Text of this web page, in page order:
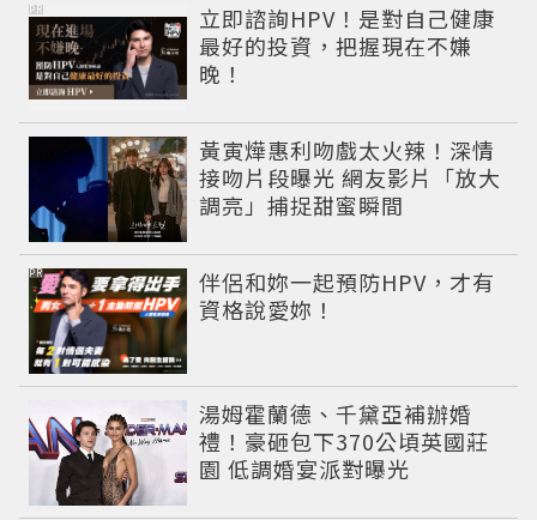
立即諮詢HPV！是對自己健康
最好的投資，把握現在不嫌
晚！
PR
黃寅燁惠利吻戲太火辣！深情
接吻片段曝光 網友影片「放大
調亮」捕捉甜蜜瞬間
伴侶和妳一起預防HPV，才有
資格說愛妳！
PR
湯姆霍蘭德、千黛亞補辦婚
禮！豪砸包下370公頃英國莊
園 低調婚宴派對曝光